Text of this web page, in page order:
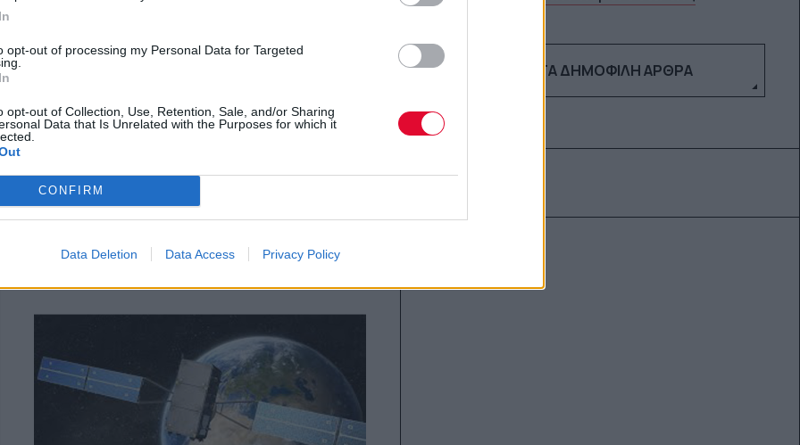
opt-out of processing my Personal Data for Targeted
opt-out of Collection, Use, Retention, Sale, and/or Sharing
Data that Is Unrelated with the Purposes for which it
CONFIRM
Data Deletion Data Access Privacy Policy
Κυκλοφορεί το Apple iWatch
τον Οκτώβριο
08.06.2014
ΔΕΣ ΤΑ ΔΗΜΟΦΙΛΉ ΆΡΘΡΑ